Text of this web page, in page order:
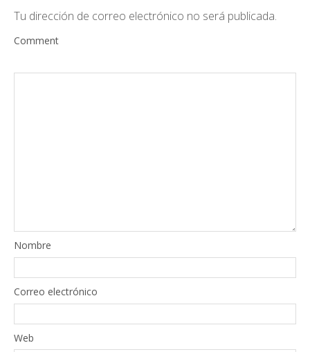
Tu dirección de correo electrónico no será publicada.
Comment
Nombre
Correo electrónico
Web